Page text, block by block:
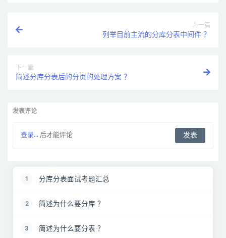
上一篇
列举目前主流的分库分表中间件 ？
下一篇
简述分库分表后的分页的处理方案 ？
发表评论
登录... 后才能评论
1 分库分表面试考题汇总
2 简述为什么要分库 ？
3 简述为什么要分表 ？